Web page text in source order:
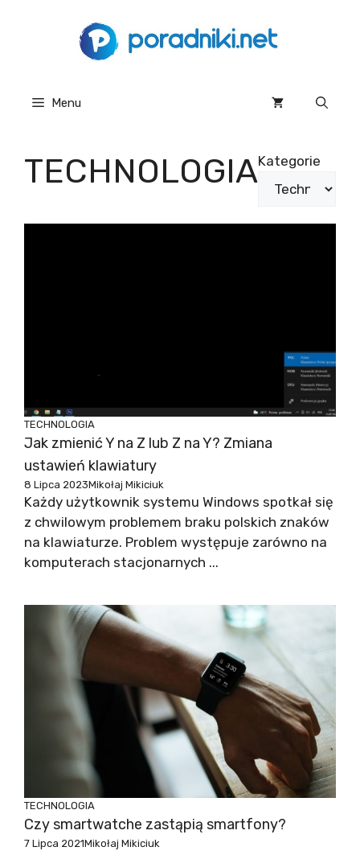
Menu
TECHNOLOGIAKategorie
TECHNOLOGIA
Jak zmienić Y na Z lub Z na Y? Zmiana
ustawień klawiatury
8 Lipca 2023Mikołaj Mikiciuk
Każdy użytkownik systemu Windows spotkał się
z chwilowym problemem braku polskich znaków
na klawiaturze. Problem występuje zarówno na
komputerach stacjonarnych ...
TECHNOLOGIA
Czy smartwatche zastąpią smartfony?
7 Lipca 2021Mikołaj Mikiciuk